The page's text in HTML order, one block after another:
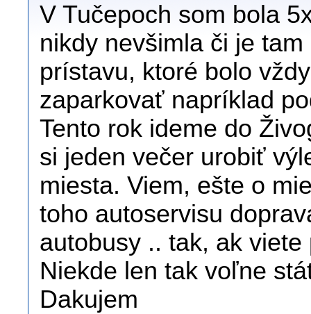
V Tučepoch som bola
nikdy nevšimla či je
prístavu, ktoré bolo
zaparkovať napríklad
Tento rok ideme do
si jeden večer urobiť
miesta. Viem, ešte o
toho autoservisu
autobusy .. tak, ak
Niekde len tak voľne
Dakujem